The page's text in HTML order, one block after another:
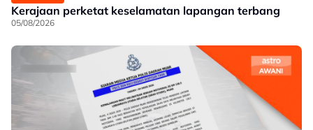
Kerajaan perketat keselamatan lapangan terbang
05/08/2026